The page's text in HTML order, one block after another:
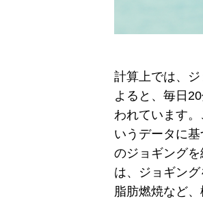
計算上では、
よると、毎日
われています
いうデータに
のジョギング
は、ジョギン
脂肪燃焼など